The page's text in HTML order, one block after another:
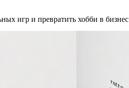
игр и превратить хобби в бизнес